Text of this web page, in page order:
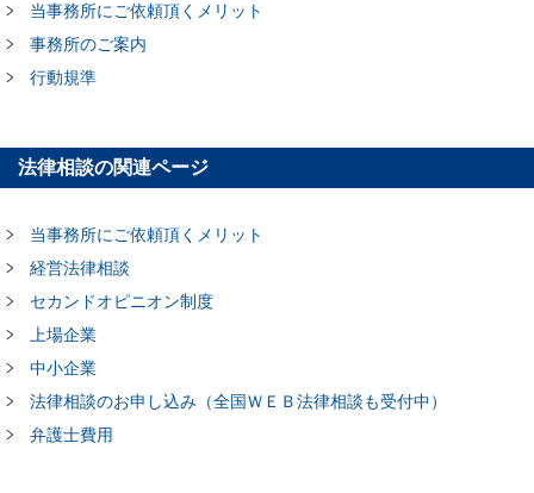
当事務所にご依頼頂くメリット
事務所のご案内
行動規準
法律相談の関連ページ
当事務所にご依頼頂くメリット
経営法律相談
セカンドオピニオン制度
上場企業
中小企業
法律相談のお申し込み（全国ＷＥＢ法律相談も受付中）
弁護士費用